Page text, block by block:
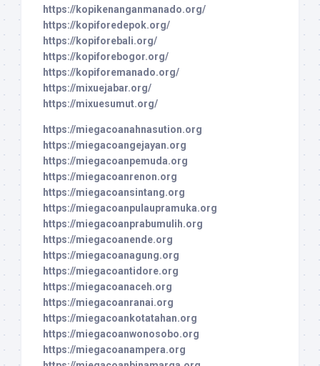
https://kopikenanganmanado.org/
https://kopiforedepok.org/
https://kopiforebali.org/
https://kopiforebogor.org/
https://kopiforemanado.org/
https://mixuejabar.org/
https://mixuesumut.org/
https://miegacoanahnasution.org
https://miegacoangejayan.org
https://miegacoanpemuda.org
https://miegacoanrenon.org
https://miegacoansintang.org
https://miegacoanpulaupramuka.org
https://miegacoanprabumulih.org
https://miegacoanende.org
https://miegacoanagung.org
https://miegacoantidore.org
https://miegacoanaceh.org
https://miegacoanranai.org
https://miegacoankotatahan.org
https://miegacoanwonosobo.org
https://miegacoanampera.org